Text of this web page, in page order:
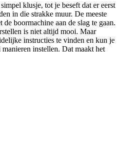
klusje, tot je beseft dat er eerst
in die strakke muur. De meeste
de boormachine aan de slag te gaan.
is niet altijd mooi. Maar
instructies te vinden en kun je
instellen. Dat maakt het